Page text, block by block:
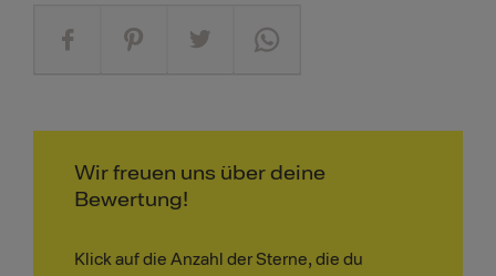
Wir freuen uns über deine
Bewertung!
Klick auf die Anzahl der Sterne, die du